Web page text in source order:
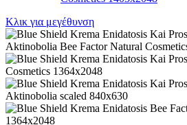
Κλικ για μεγέθυνση